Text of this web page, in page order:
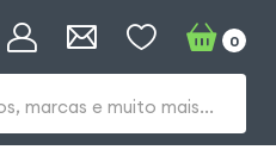
marcas e muito mais...
0